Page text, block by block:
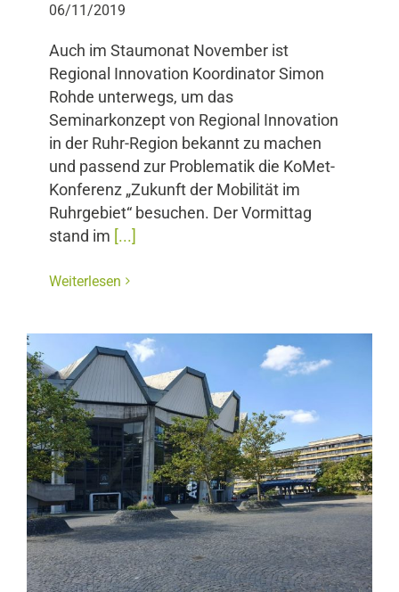
06/11/2019
Auch im Staumonat November ist
Regional Innovation Koordinator Simon
Rohde unterwegs, um das
Seminarkonzept von Regional Innovation
in der Ruhr-Region bekannt zu machen
und passend zur Problematik die KoMet-
Konferenz „Zukunft der Mobilität im
Ruhrgebiet“ besuchen. Der Vormittag
stand im [...]
Weiterlesen